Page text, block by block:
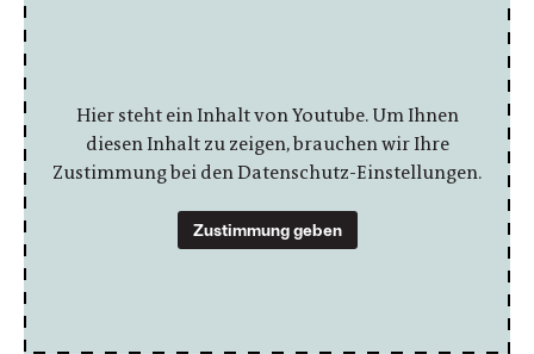
Hier steht ein Inhalt von Youtube. Um Ihnen
diesen Inhalt zu zeigen, brauchen wir Ihre
Zustimmung bei den Datenschutz-Einstellungen.
Zustimmung geben